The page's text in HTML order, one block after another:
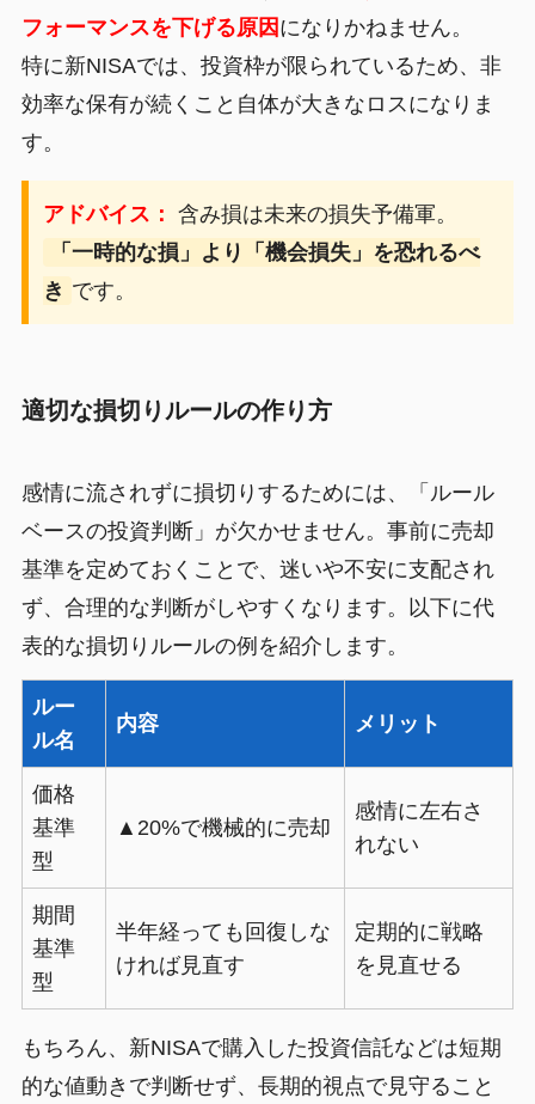
フォーマンスを下げる原因 になりかねません。
特に新NISAでは、投資枠が限られているため、非
効率な保有が続くこと自体が大きなロスになりま
す。
アドバイス： 含み損は未来の損失予備軍。
「一時的な損」より「機会損失」を恐れるべ
き です。
適切な損切りルールの作り方
感情に流されずに損切りするためには、「ルール
ベースの投資判断」が欠かせません。事前に売却
基準を定めておくことで、迷いや不安に支配され
ず、合理的な判断がしやすくなります。以下に代
表的な損切りルールの例を紹介します。
ルー
ル名
内容 メリット
価格
基準
型
▲20%で機械的に売却
感情に左右さ
れない
期間
基準
型
半年経っても回復しな
ければ見直す
定期的に戦略
を見直せる
もちろん、新NISAで購入した投資信託などは短期
的な値動きで判断せず、長期的視点で見守ること